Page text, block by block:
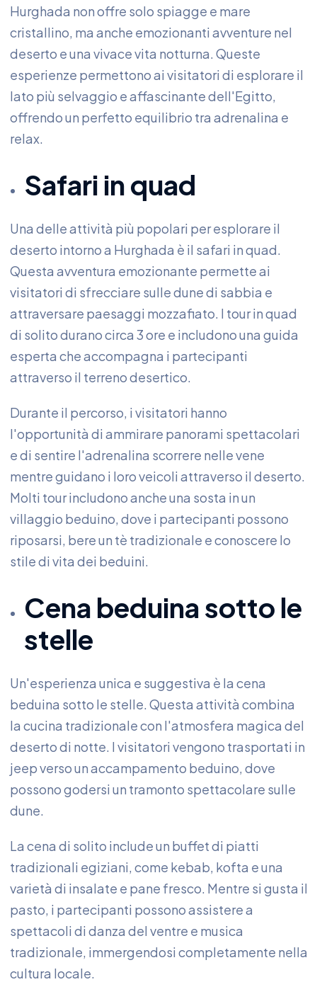
Hurghada non offre solo spiagge e mare
cristallino, ma anche emozionanti avventure nel
deserto e una vivace vita notturna. Queste
esperienze permettono ai visitatori di esplorare il
lato più selvaggio e affascinante dell'Egitto,
offrendo un perfetto equilibrio tra adrenalina e
relax.
Safari in quad
Una delle attività più popolari per esplorare il
deserto intorno a Hurghada è il safari in quad.
Questa avventura emozionante permette ai
visitatori di sfrecciare sulle dune di sabbia e
attraversare paesaggi mozzafiato. I tour in quad
di solito durano circa 3 ore e includono una guida
esperta che accompagna i partecipanti
attraverso il terreno desertico.
Durante il percorso, i visitatori hanno
l'opportunità di ammirare panorami spettacolari
e di sentire l'adrenalina scorrere nelle vene
mentre guidano i loro veicoli attraverso il deserto.
Molti tour includono anche una sosta in un
villaggio beduino, dove i partecipanti possono
riposarsi, bere un tè tradizionale e conoscere lo
stile di vita dei beduini.
Cena beduina sotto le
stelle
Un'esperienza unica e suggestiva è la cena
beduina sotto le stelle. Questa attività combina
la cucina tradizionale con l'atmosfera magica del
deserto di notte. I visitatori vengono trasportati in
jeep verso un accampamento beduino, dove
possono godersi un tramonto spettacolare sulle
dune.
La cena di solito include un buffet di piatti
tradizionali egiziani, come kebab, kofta e una
varietà di insalate e pane fresco. Mentre si gusta il
pasto, i partecipanti possono assistere a
spettacoli di danza del ventre e musica
tradizionale, immergendosi completamente nella
cultura locale.